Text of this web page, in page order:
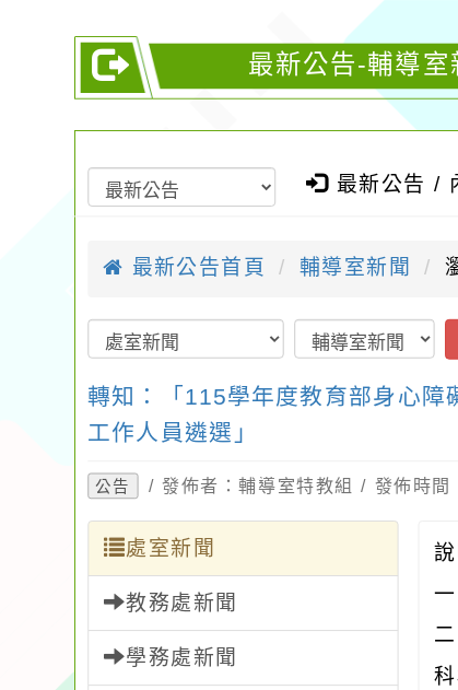
最新公告-輔導
最新公告 /
最新公告首頁 輔導室新聞
轉知：「115學年度教育部身心障
工作人員遴選」
公告 / 發佈者：輔導室特教組 / 發佈時
處室新聞
教務處新聞
學務處新聞